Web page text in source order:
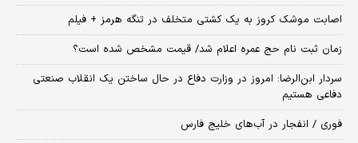
اصابت موشک کروز به یک کشتی متخلف در تنگه هرمز + فیلم
زمان ثبت‌ نام حج عمره اعلام شد/ قیمت مشخص شده است؟
سردار ابن‌الرضا: امروز در وزارت دفاع در حال ساختن یک انقلاب صنعتی
دفاعی هستیم
فوری / انفجار در آب‌های خلیج فارس